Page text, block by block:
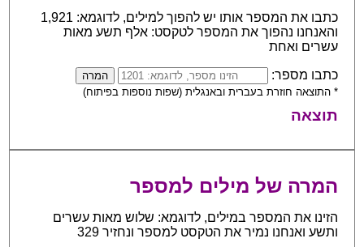
כתבו את המספר אותו יש להפוך למילים, לדוגמא: 1,921
והאנחנו נהפוך את המספר לטקסט: אלף תשע מאות
עשרים ואחת
כתבו מספר:
* התוצאה חוזרת בעברית ובאנגלית (שפות נוספות בפיתוח)
תוצאה
המרה של מילים למספר
הזינו את המספר במילים, לדוגמא: שלוש מאות עשרים
ותשע ואנחנו נמיר את הטקסט למספר ונחזיר 329